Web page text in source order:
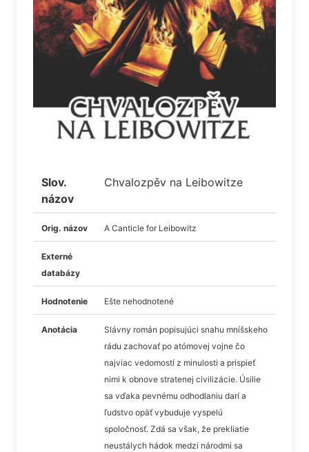
Slov.
názov
Chvalozpěv na Leibowitze
Orig. názov A Canticle for Leibowitz
Externé
databázy
Hodnotenie Ešte nehodnotené
Anotácia
Slávny román popisujúci snahu mníšskeho
rádu zachovať po atómovej vojne čo
najviac vedomostí z minulosti a prispieť
nimi k obnove stratenej civilizácie. Úsilie
sa vďaka pevnému odhodlaniu darí a
ľudstvo opäť vybuduje vyspelú
spoločnosť. Zdá sa však, že prekliatie
neustálych hádok medzi národmi sa